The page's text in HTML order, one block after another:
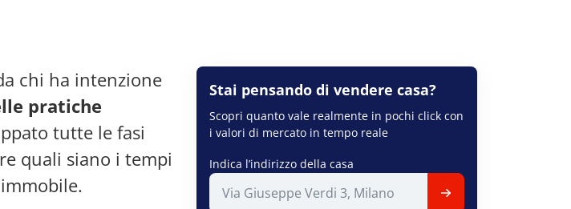
chi ha intenzione
pratiche
tutte le fasi
quali siano i tempi
Stai pensando di vendere casa?
Scopri quanto vale realmente in pochi click con
i valori di mercato in tempo reale
Indica l’indirizzo della casa